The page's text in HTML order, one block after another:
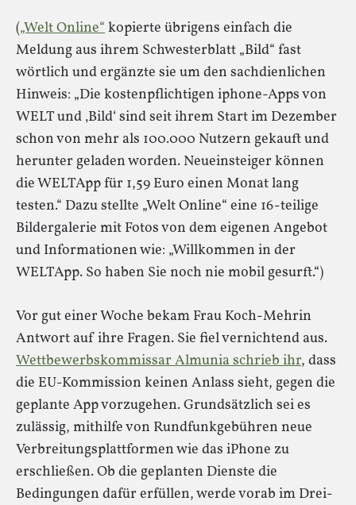
(„Welt Online“kopierte übrigens einfach die
Meldung aus ihrem Schwesterblatt „Bild“ fast
wörtlich und ergänzte sie um den sachdienlichen
Hinweis: „Die kostenpflichtigen iphone-Apps von
WELT und ‚Bild‘ sind seit ihrem Start im Dezember
schon von mehr als 100.000 Nutzern gekauft und
herunter geladen worden. Neueinsteiger können
die WELTApp für 1,59 Euro einen Monat lang
testen.“ Dazu stellte „Welt Online“ eine 16-teilige
Bildergalerie mit Fotos von dem eigenen Angebot
und Informationen wie: „Willkommen in der
WELTApp. So haben Sie noch nie mobil gesurft.“)
Vor gut einer Woche bekam Frau Koch-Mehrin
Antwort auf ihre Fragen. Sie fiel vernichtend aus.
Wettbewerbskommissar Almunia schrieb ihr, dass
die EU-Kommission keinen Anlass sieht, gegen die
geplante App vorzugehen. Grundsätzlich sei es
zulässig, mithilfe von Rundfunkgebühren neue
Verbreitungsplattformen wie das iPhone zu
erschließen. Ob die geplanten Dienste die
Bedingungen dafür erfüllen, werde vorab im Drei-